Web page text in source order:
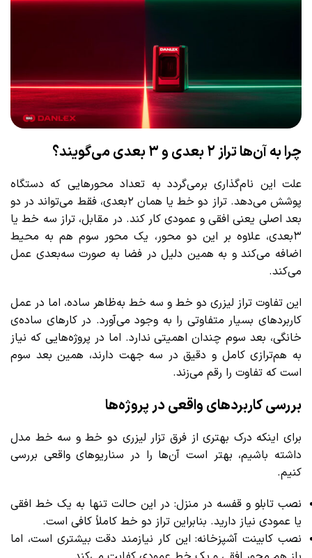
چرا به آن‌ها تراز ۲ بعدی و ۳ بعدی می‌گویند؟
علت این نام‌گذاری برمی‌گردد به تعداد محورهایی که دستگاه
پوشش می‌دهد. تراز دو خط یا همان ۲بعدی، فقط می‌تواند در دو
بعد اصلی یعنی افقی و عمودی کار کند. در مقابل، تراز سه خط یا
۳بعدی، علاوه بر این دو محور، یک محور سوم هم به محیط
اضافه می‌کند و به همین دلیل در فضا به صورت سه‌بعدی عمل
می‌کند.
این تفاوت تراز لیزری دو خط و سه خط به‌ظاهر ساده، اما در عمل
کاربردهای بسیار متفاوتی را به وجود می‌آورد. در کارهای ساده‌ی
خانگی، بعد سوم چندان اهمیتی ندارد. اما در پروژه‌هایی که نیاز
به هم‌ترازی کامل و دقیق در سه جهت دارند، همین بعد سوم
است که تفاوت را رقم می‌زند.
بررسی کاربردهای واقعی در پروژه‌ها
برای اینکه درک بهتری از فرق تزار لیزری دو خط و سه خط مدل
داشته باشیم، بهتر است آن‌ها را در سناریوهای واقعی بررسی
کنیم.
نصب تابلو و قفسه در منزل: در این حالت تنها به یک خط افقی
یا عمودی نیاز دارید. بنابراین تراز دو خط کاملاً کافی است.
نصب کابینت آشپزخانه: این کار نیازمند دقت بیشتری است، اما